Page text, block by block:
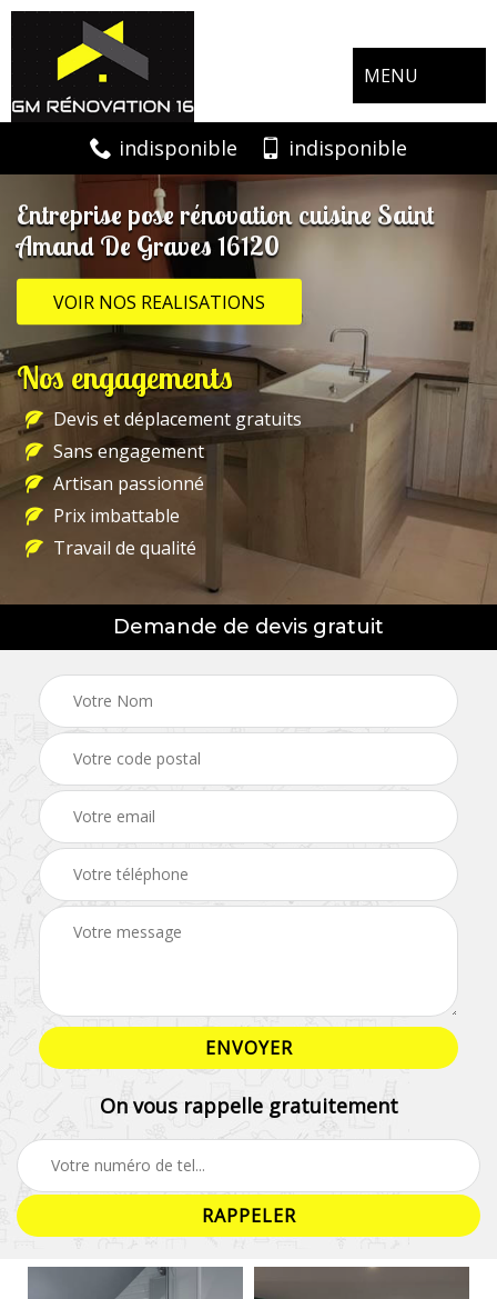
MENU
indisponible indisponible
Entreprise pose rénovation cuisine Saint
Amand De Graves 16120
VOIR NOS REALISATIONS
Nos engagements
Devis et déplacement gratuits
Sans engagement
Artisan passionné
Prix imbattable
Travail de qualité
Demande de devis gratuit
On vous rappelle gratuitement